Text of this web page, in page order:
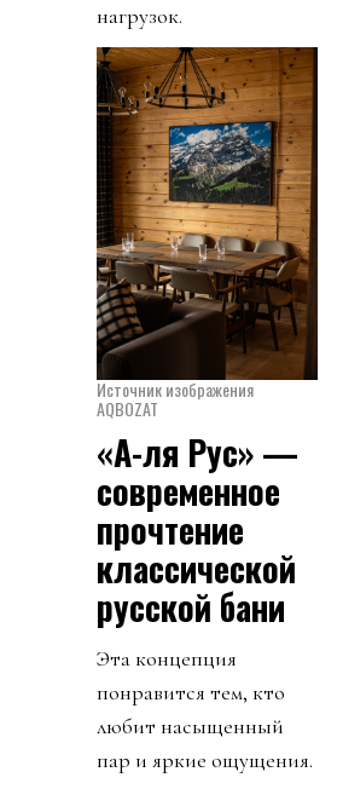
нагрузок.
Источник изображения
AQBOZAT
«А-ля Рус» —
современное
прочтение
классической
русской бани
Эта концепция
понравится тем, кто
любит насыщенный
пар и яркие ощущения.